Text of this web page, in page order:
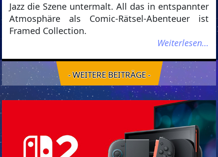
Jazz die Szene untermalt. All das in entspannter
Atmosphäre als Comic-Rätsel-Abenteuer ist
Framed Collection.
Weiterlesen…
- WEITERE BEITRÄGE -